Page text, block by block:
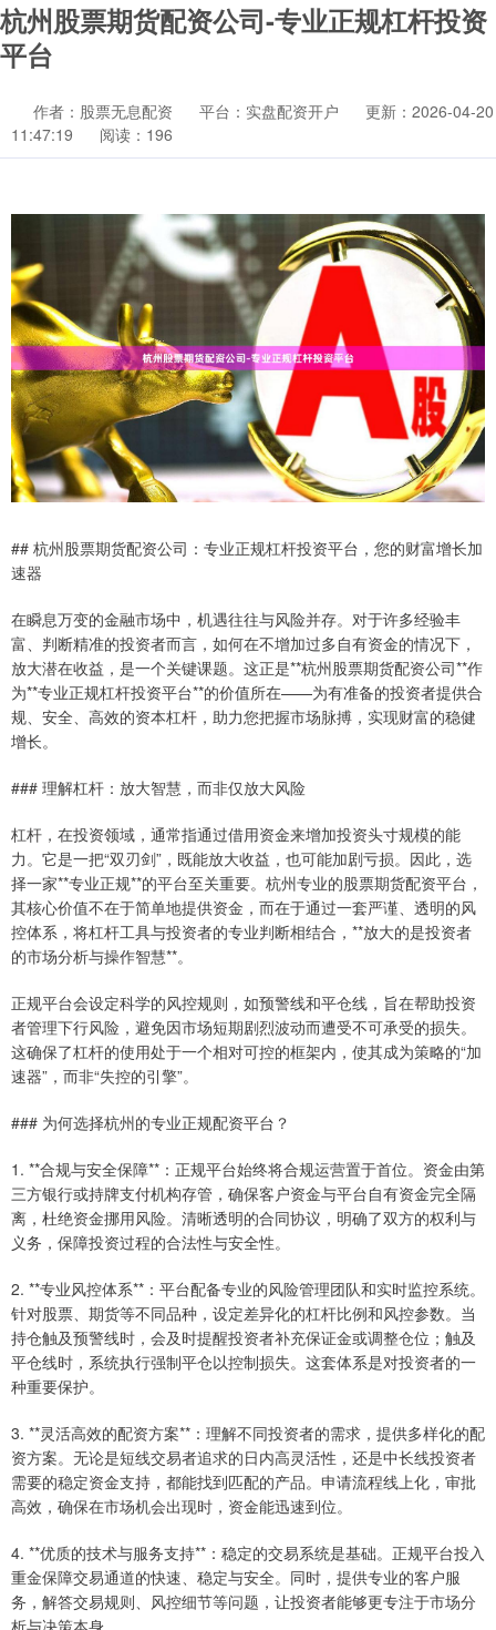
杭州股票期货配资公司-专业正规杠杆投资
平台
作者：股票无息配资 平台：实盘配资开户
更新：2026-04-20
11:47:19
阅读：196
## 杭州股票期货配资公司：专业正规杠杆投资平台，您的财富增长加
速器
在瞬息万变的金融市场中，机遇往往与风险并存。对于许多经验丰
富、判断精准的投资者而言，如何在不增加过多自有资金的情况下，
放大潜在收益，是一个关键课题。这正是**杭州股票期货配资公司**作
为**专业正规杠杆投资平台**的价值所在——为有准备的投资者提供合
规、安全、高效的资本杠杆，助力您把握市场脉搏，实现财富的稳健
增长。
### 理解杠杆：放大智慧，而非仅放大风险
杠杆，在投资领域，通常指通过借用资金来增加投资头寸规模的能
力。它是一把“双刃剑”，既能放大收益，也可能加剧亏损。因此，选
择一家**专业正规**的平台至关重要。杭州专业的股票期货配资平台，
其核心价值不在于简单地提供资金，而在于通过一套严谨、透明的风
控体系，将杠杆工具与投资者的专业判断相结合，**放大的是投资者
的市场分析与操作智慧**。
正规平台会设定科学的风控规则，如预警线和平仓线，旨在帮助投资
者管理下行风险，避免因市场短期剧烈波动而遭受不可承受的损失。
这确保了杠杆的使用处于一个相对可控的框架内，使其成为策略的“加
速器”，而非“失控的引擎”。
### 为何选择杭州的专业正规配资平台？
1. **合规与安全保障**：正规平台始终将合规运营置于首位。资金由第
三方银行或持牌支付机构存管，确保客户资金与平台自有资金完全隔
离，杜绝资金挪用风险。清晰透明的合同协议，明确了双方的权利与
义务，保障投资过程的合法性与安全性。
2. **专业风控体系**：平台配备专业的风险管理团队和实时监控系统。
针对股票、期货等不同品种，设定差异化的杠杆比例和风控参数。当
持仓触及预警线时，会及时提醒投资者补充保证金或调整仓位；触及
平仓线时，系统执行强制平仓以控制损失。这套体系是对投资者的一
种重要保护。
3. **灵活高效的配资方案**：理解不同投资者的需求，提供多样化的配
资方案。无论是短线交易者追求的日内高灵活性，还是中长线投资者
需要的稳定资金支持，都能找到匹配的产品。申请流程线上化，审批
高效，确保在市场机会出现时，资金能迅速到位。
4. **优质的技术与服务支持**：稳定的交易系统是基础。正规平台投入
重金保障交易通道的快速、稳定与安全。同时，提供专业的客户服
务，解答交易规则、风控细节等问题，让投资者能够更专注于市场分